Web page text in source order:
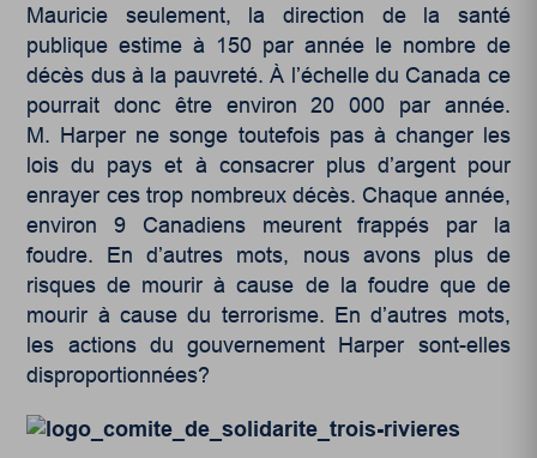
Mauricie seulement, la direction de la santé
publique estime à 150 par année le nombre de
décès dus à la pauvreté. À l’échelle du Canada ce
pourrait donc être environ 20 000 par année.
M. Harper ne songe toutefois pas à changer les
lois du pays et à consacrer plus d’argent pour
enrayer ces trop nombreux décès. Chaque année,
environ 9 Canadiens meurent frappés par la
foudre. En d’autres mots, nous avons plus de
risques de mourir à cause de la foudre que de
mourir à cause du terrorisme. En d’autres mots,
les actions du gouvernement Harper sont-elles
disproportionnées?